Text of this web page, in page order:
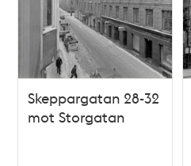
Skeppargatan 28-32
mot Storgatan